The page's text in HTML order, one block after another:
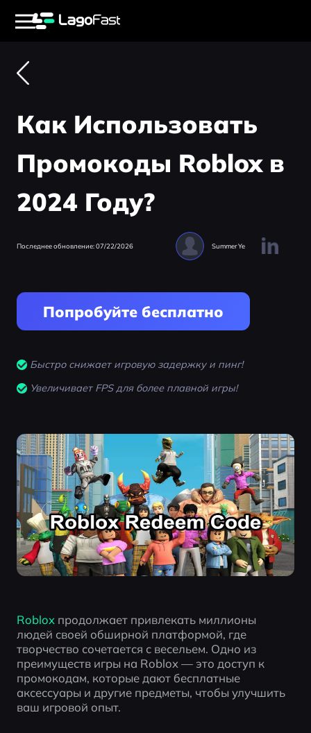
Как Использовать
Промокоды Roblox в
2024 Году?
Последнее обновление: 07/22/2026 Summer Ye
Попробуйте бесплатно
Быстро снижает игровую задержку и пинг!
Увеличивает FPS для более плавной игры!
Roblox продолжает привлекать миллионы
людей своей обширной платформой, где
творчество сочетается с весельем. Одно из
преимуществ игры на Roblox — это доступ к
промокодам, которые дают бесплатные
аксессуары и другие предметы, чтобы улучшить
ваш игровой опыт.